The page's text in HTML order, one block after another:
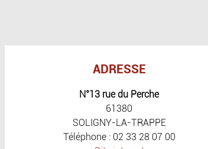
ADRESSE
N°13 rue du Perche
61380
SOLIGNY-LA-TRAPPE
Téléphone : 02 33 28 07 00